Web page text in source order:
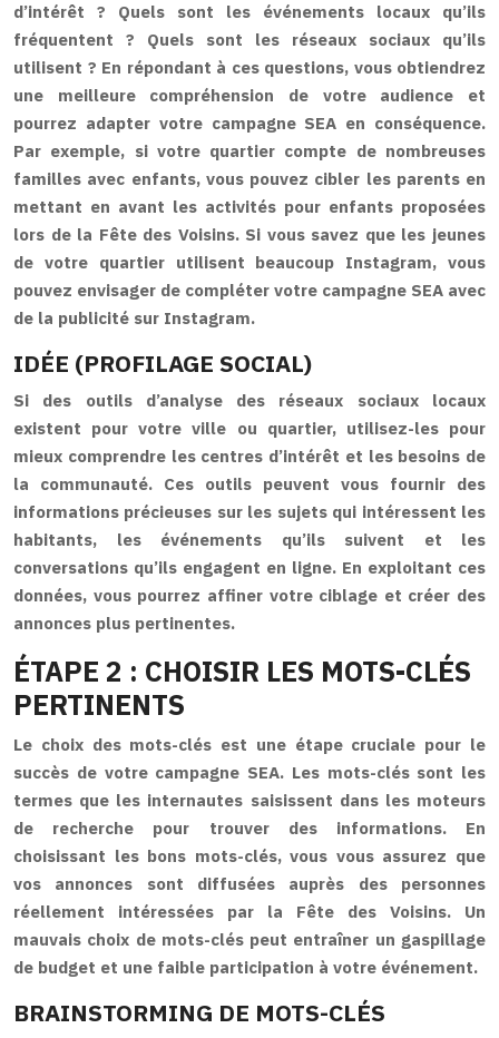
d’intérêt ? Quels sont les événements locaux qu’ils
fréquentent ? Quels sont les réseaux sociaux qu’ils
utilisent ? En répondant à ces questions, vous obtiendrez
une meilleure compréhension de votre audience et
pourrez adapter votre campagne SEA en conséquence.
Par exemple, si votre quartier compte de nombreuses
familles avec enfants, vous pouvez cibler les parents en
mettant en avant les activités pour enfants proposées
lors de la Fête des Voisins. Si vous savez que les jeunes
de votre quartier utilisent beaucoup Instagram, vous
pouvez envisager de compléter votre campagne SEA avec
de la publicité sur Instagram.
IDÉE (PROFILAGE SOCIAL)
Si des outils d’analyse des réseaux sociaux locaux
existent pour votre ville ou quartier, utilisez-les pour
mieux comprendre les centres d’intérêt et les besoins de
la communauté. Ces outils peuvent vous fournir des
informations précieuses sur les sujets qui intéressent les
habitants, les événements qu’ils suivent et les
conversations qu’ils engagent en ligne. En exploitant ces
données, vous pourrez affiner votre ciblage et créer des
annonces plus pertinentes.
ÉTAPE 2 : CHOISIR LES MOTS-CLÉS
PERTINENTS
Le choix des mots-clés est une étape cruciale pour le
succès de votre campagne SEA. Les mots-clés sont les
termes que les internautes saisissent dans les moteurs
de recherche pour trouver des informations. En
choisissant les bons mots-clés, vous vous assurez que
vos annonces sont diffusées auprès des personnes
réellement intéressées par la Fête des Voisins. Un
mauvais choix de mots-clés peut entraîner un gaspillage
de budget et une faible participation à votre événement.
BRAINSTORMING DE MOTS-CLÉS